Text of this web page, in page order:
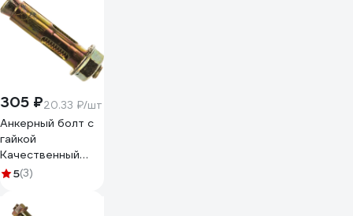
305 ₽20.33 ₽/шт
Анкерный болт с
гайкой
Качественный
КРЕПЕЖ 10х50 15
5(3)